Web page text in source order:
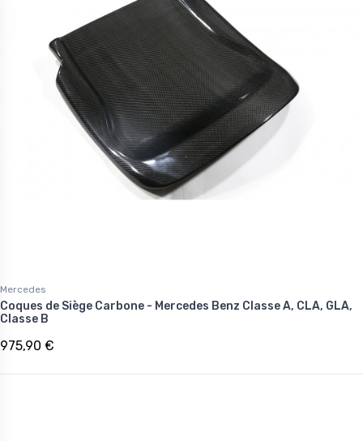
Mercedes
Coques de Siège Carbone - Mercedes Benz Classe A, CLA, GLA,
Classe B
975,90 €